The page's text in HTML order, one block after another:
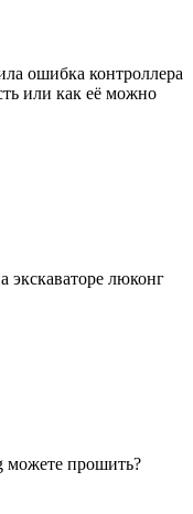
ошибка контроллера
или как её можно
экскаваторе люконг
можете прошить?